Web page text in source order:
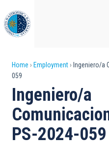
to
main
content
Breadcrumb
Home Employment
Ingeniero/a
059
Ingeniero/a
PS-2024-059